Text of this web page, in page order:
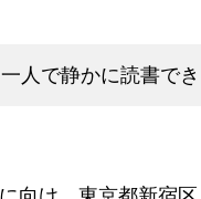
一人で静かに読書で